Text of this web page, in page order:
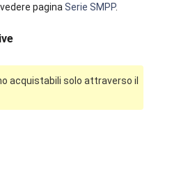
paginaSerie SMPP.
acquistabili solo attraverso il